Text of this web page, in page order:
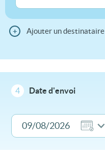
+ Ajouter un destinataire
4 Date d'envoi